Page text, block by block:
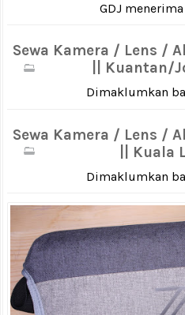
GDJ
Sewa Kamera / Lens /
|| Kuantan/
Dimaklumkan
Sewa Kamera / Lens /
|| Kuala
Dimaklumkan